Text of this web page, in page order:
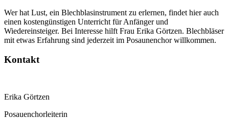
Wer hat Lust, ein Blechblasinstrument zu erlernen, findet hier auch
einen kostengünstigen Unterricht für Anfänger und
Wiedereinsteiger. Bei Interesse hilft Frau Erika Görtzen. Blechbläser
mit etwas Erfahrung sind jederzeit im Posaunenchor willkommen.
Kontakt
Erika Görtzen
Posauenchorleiterin